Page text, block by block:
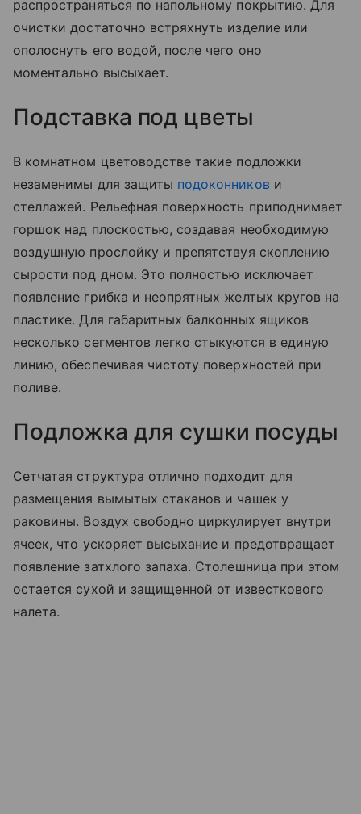
распространяться по напольному покрытию. Для
очистки достаточно встряхнуть изделие или
ополоснуть его водой, после чего оно
моментально высыхает.
Подставка под цветы
В комнатном цветоводстве такие подложки
незаменимы для защиты подоконников и
стеллажей. Рельефная поверхность приподнимает
горшок над плоскостью, создавая необходимую
воздушную прослойку и препятствуя скоплению
сырости под дном. Это полностью исключает
появление грибка и неопрятных желтых кругов на
пластике. Для габаритных балконных ящиков
несколько сегментов легко стыкуются в единую
линию, обеспечивая чистоту поверхностей при
поливе.
Подложка для сушки посуды
Сетчатая структура отлично подходит для
размещения вымытых стаканов и чашек у
раковины. Воздух свободно циркулирует внутри
ячеек, что ускоряет высыхание и предотвращает
появление затхлого запаха. Столешница при этом
остается сухой и защищенной от известкового
налета.